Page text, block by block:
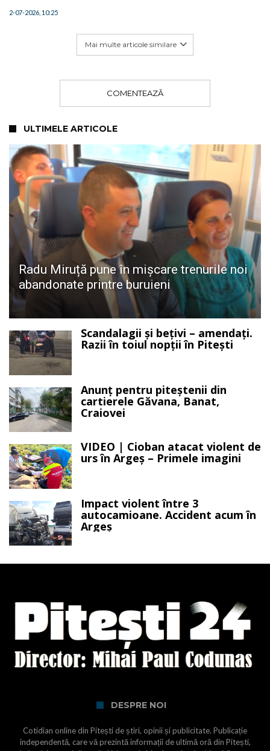
2-07-2026, 10:25
Mai multe articole similare
COMENTEAZĂ
ULTIMELE ARTICOLE
Radu Miruță pune în mișcare trenurile noi
abandonate printre buruieni
Scandalagii și bețivi – amendați.
Razii în toiul nopții în Pitești
Anunț pentru piteștenii din
cartierele Găvana, Banat,
Craiovei
VIDEO | Cioban atacat violent de
urs în Argeș – Primele imagini
Impact violent între 3
autocamioane. Accident acum în
Argeș
DESPRE NOI
Cotidian online din Pitești de știri, opinii și publicitate. Publicație
independentă, care vă prezintă informații de ultimă oră din Pitești,